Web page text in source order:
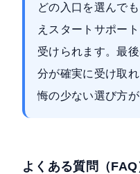
どの入口を選んで
えスタートサポー
受けられます。最
分が確実に受け取
悔の少ない選び方が
よくある質問（FAQ